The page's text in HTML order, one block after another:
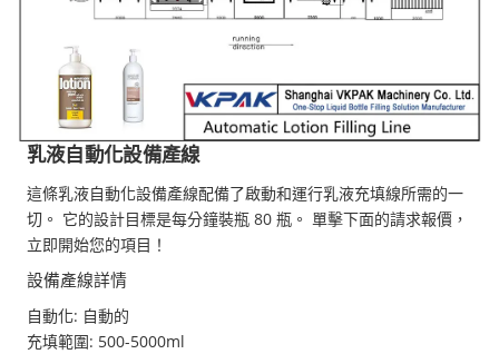
乳液自動化設備產線
這條乳液自動化設備產線配備了啟動和運行乳液充填線所需的一
切。 它的設計目標是每分鐘裝瓶 80 瓶。 單擊下面的請求報價，
立即開始您的項目！
設備產線詳情
自動化: 自動的
充填範圍: 500-5000ml